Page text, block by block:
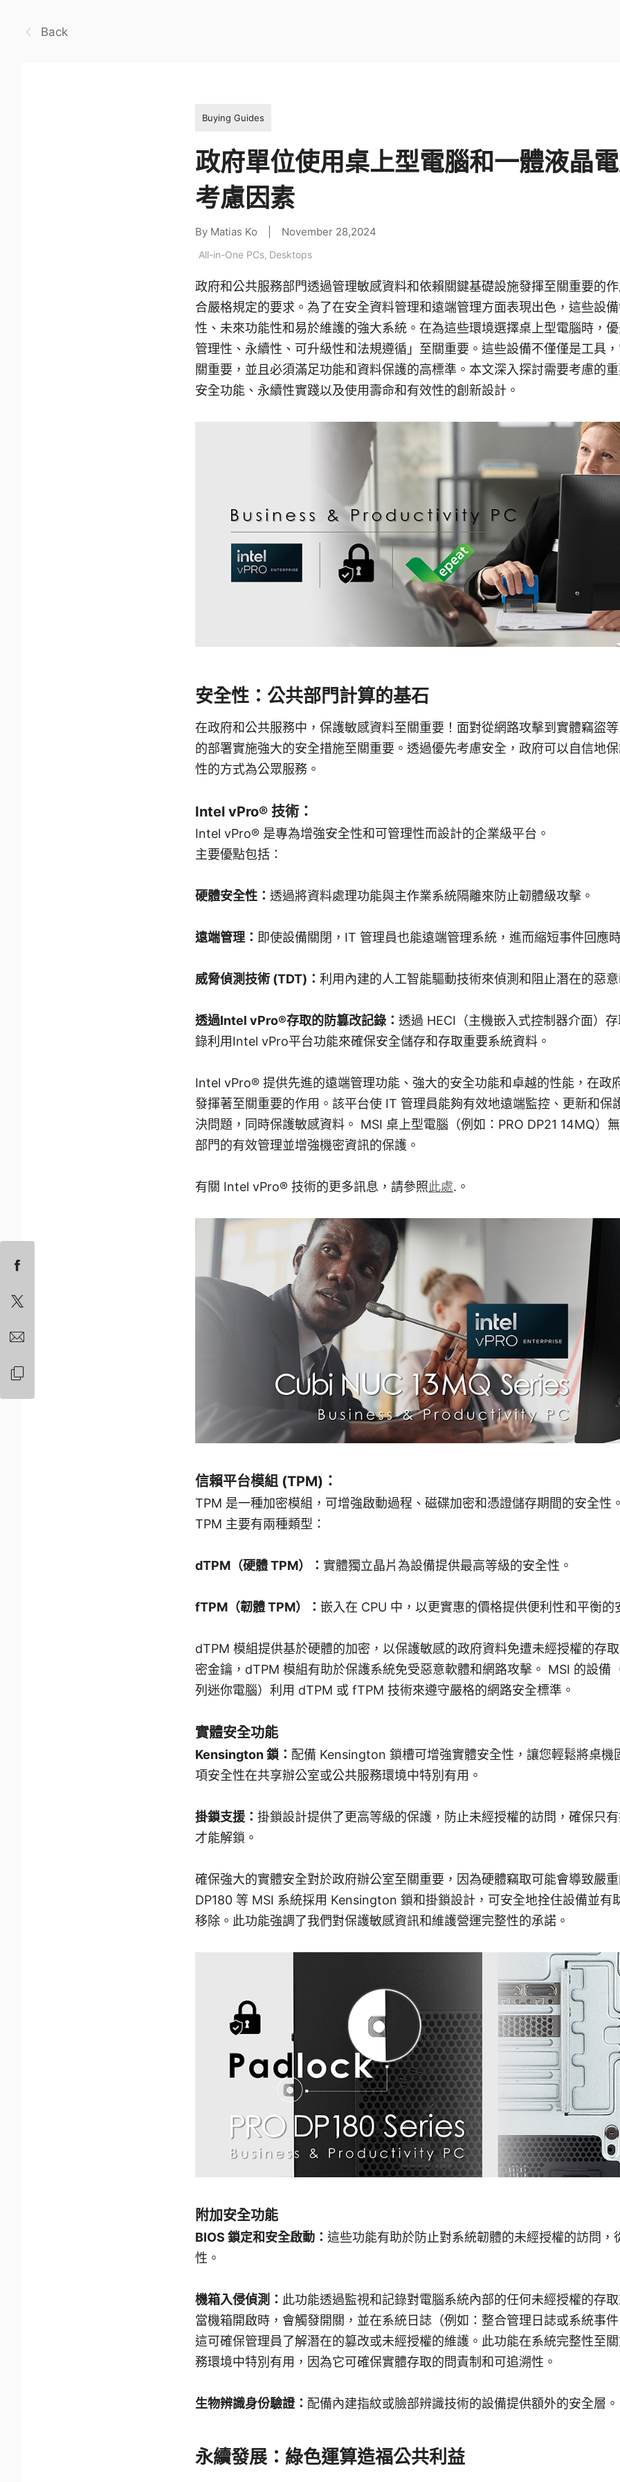
Back
Buying Guides
政府單位使用桌上型電腦和一體液晶
考慮因素
By Matias Ko November 28,2024
All-in-One PCs, Desktops
政府和公共服務部門透過管理敏感資料和依賴關鍵基礎設施發揮至關重要的
合嚴格規定的要求。為了在安全資料管理和遠端管理方面表現出色，這些設
性、未來功能性和易於維護的強大系統。在為這些環境選擇桌上型電腦時，
管理性、永續性、可升級性和法規遵循」至關重要。這些設備不僅僅是工具
關重要，並且必須滿足功能和資料保護的高標準。本文深入探討需要考慮的
安全功能、永續性實踐以及使用壽命和有效性的創新設計。
安全性：公共部門計算的基石
在政府和公共服務中，保護敏感資料至關重要！面對從網路攻擊到實體竊盜
的部署實施強大的安全措施至關重要。透過優先考慮安全，政府可以自信地
性的方式為公眾服務。
Intel vPro® 技術：
Intel vPro® 是專為增強安全性和可管理性而設計的企業級平台。
主要優點包括：
硬體安全性： 透過將資料處理功能與主作業系統隔離來防止韌體級攻擊。
遠端管理： 即使設備關閉，IT 管理員也能遠端管理系統，進而縮短事件回應
威脅偵測技術 (TDT)： 利用內建的人工智能驅動技術來偵測和阻止潛在的惡
透過Intel vPro®存取的防篡改記錄： 透過 HECI（主機嵌入式控制器介面）
錄利用Intel vPro平台功能來確保安全儲存和存取重要系統資料。
Intel vPro® 提供先進的遠端管理功能、強大的安全功能和卓越的性能，在政
發揮著至關重要的作用。該平台使 IT 管理員能夠有效地遠端監控、更新和保
決問題，同時保護敏感資料。 MSI 桌上型電腦（例如：PRO DP21 14MQ）
部門的有效管理並增強機密資訊的保護。
有關 Intel vPro® 技術的更多訊息，請參照此處.。
信賴平台模組 (TPM)：
TPM 是一種加密模組，可增強啟動過程、磁碟加密和憑證儲存期間的安全性
TPM 主要有兩種類型：
dTPM（硬體 TPM）： 實體獨立晶片為設備提供最高等級的安全性。
fTPM（韌體 TPM）： 嵌入在 CPU 中，以更實惠的價格提供便利性和平衡的
dTPM 模組提供基於硬體的加密，以保護敏感的政府資料免遭未經授權的存
密金鑰，dTPM 模組有助於保護系統免受惡意軟體和網路攻擊。 MSI 的設備
列迷你電腦）利用 dTPM 或 fTPM 技術來遵守嚴格的網路安全標準。
實體安全功能
Kensington 鎖： 配備 Kensington 鎖槽可增強實體安全性，讓您輕鬆將桌機
項安全性在共享辦公室或公共服務環境中特別有用。
掛鎖支援： 掛鎖設計提供了更高等級的保護，防止未經授權的訪問，確保只
才能解鎖。
確保強大的實體安全對於政府辦公室至關重要，因為硬體竊取可能會導致嚴
DP180 等 MSI 系統採用 Kensington 鎖和掛鎖設計，可安全地拴住設備並有
移除。此功能強調了我們對保護敏感資訊和維護營運完整性的承諾。
附加安全功能
BIOS 鎖定和安全啟動： 這些功能有助於防止對系統韌體的未經授權的訪問，
性。
機箱入侵偵測： 此功能透過監視和記錄對電腦系統內部的任何未經授權的存
當機箱開啟時，會觸發開關，並在系統日誌（例如：整合管理日誌或系統事
這可確保管理員了解潛在的篡改或未經授權的維護。此功能在系統完整性至
務環境中特別有用，因為它可確保實體存取的問責制和可追溯性。
生物辨識身份驗證： 配備內建指紋或臉部辨識技術的設備提供額外的安全層。
永續發展：綠色運算造福公共利益